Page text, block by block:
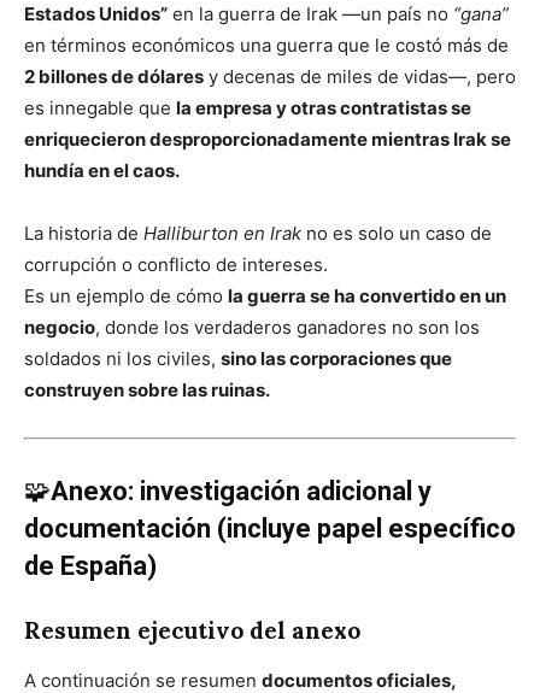
Estados Unidos” en la guerra de Irak —un país no “gana”
en términos económicos una guerra que le costó más de
2 billones de dólares y decenas de miles de vidas—, pero
es innegable que la empresa y otras contratistas se
enriquecieron desproporcionadamente mientras Irak se
hundía en el caos.
La historia de Halliburton en Irak no es solo un caso de
corrupción o conflicto de intereses.
Es un ejemplo de cómo la guerra se ha convertido en un
negocio, donde los verdaderos ganadores no son los
soldados ni los civiles, sino las corporaciones que
construyen sobre las ruinas.
🧩Anexo: investigación adicional y
documentación (incluye papel específico
de España)
Resumen ejecutivo del anexo
A continuación se resumen documentos oficiales,